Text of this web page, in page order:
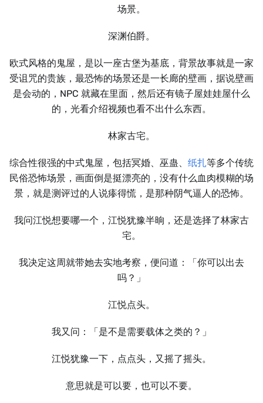
场景。
深渊伯爵。
欧式风格的鬼屋，是以一座古堡为基底，背景故事就是一家
受诅咒的贵族，最恐怖的场景还是一长廊的壁画，据说壁画
是会动的，NPC 就藏在里面，然后还有镜子屋娃娃屋什么
的，光看介绍视频也看不出什么东西。
林家古宅。
综合性很强的中式鬼屋，包括冥婚、巫蛊、 纸扎等多个传统
民俗恐怖场景，画面倒是挺漂亮的，没有什么血肉模糊的场
景，就是测评过的人说瘆得慌，是那种阴气逼人的恐怖。
我问江悦想要哪一个，江悦犹豫半晌，还是选择了林家古
宅。
我决定这周就带她去实地考察，便问道：「你可以出去
吗？」
江悦点头。
我又问：「是不是需要载体之类的？」
江悦犹豫一下，点点头，又摇了摇头。
意思就是可以要，也可以不要。